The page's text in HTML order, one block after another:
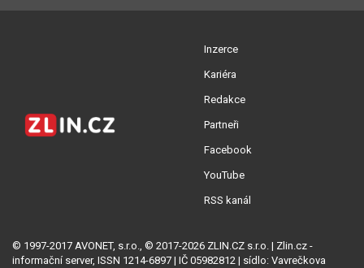
Inzerce
Kariéra
Redakce
Partneři
Facebook
YouTube
RSS kanál
© 1997-2017 AVONET, s.r.o., © 2017-2026 ZLIN.CZ s.r.o. | Zlin.cz -
informační server, ISSN 1214-6897 | IČ 05982812 | sídlo: Vavrečkova